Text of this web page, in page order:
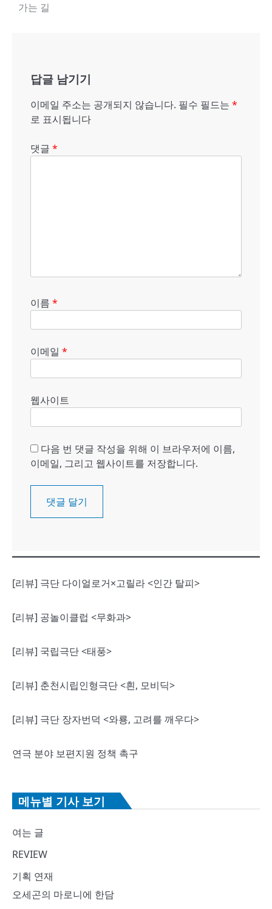
내
가는 길
답글 남기기
이메일 주소는 공개되지 않습니다. 필수 필드는 *
로 표시됩니다
댓글 *
이름 *
이메일 *
웹사이트
다음 번 댓글 작성을 위해 이 브라우저에 이름,
이메일, 그리고 웹사이트를 저장합니다.
[리뷰] 극단 다이얼로거×고릴라 <인간 탈피>
[리뷰] 공놀이클럽 <무화과>
[리뷰] 국립극단 <태풍>
[리뷰] 춘천시립인형극단 <흰, 모비딕>
[리뷰] 극단 장자번덕 <와룡, 고려를 깨우다>
연극 분야 보편지원 정책 촉구
메뉴별 기사 보기
여는 글
REVIEW
기획 연재
오세곤의 마로니에 한담